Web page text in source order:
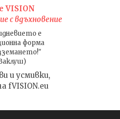
VISION
с вдъхновение
е
форма
и усмивки,
fVISION.eu